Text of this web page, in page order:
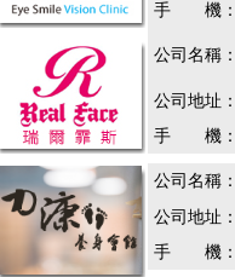
手 機：
公司名稱：
公司地址：
手 機：
公司名稱：
公司地址：
手 機：